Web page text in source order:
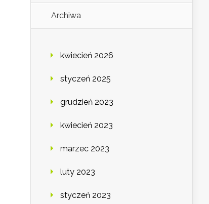
Archiwa
kwiecień 2026
styczeń 2025
grudzień 2023
kwiecień 2023
marzec 2023
luty 2023
styczeń 2023